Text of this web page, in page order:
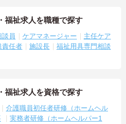
福祉求人を職種で探す
員 ケアマネージャー
主任ケア
責任者 施設長
福祉用具専門相談
福祉求人を資格で探す
介護職員初任者研修（ホームヘル
実務者研修（ホームヘルパー1